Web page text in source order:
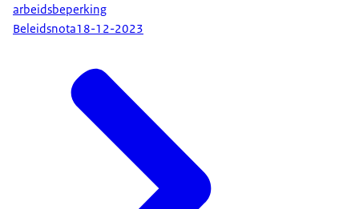
arbeidsbeperking
Beleidsnota18-12-2023